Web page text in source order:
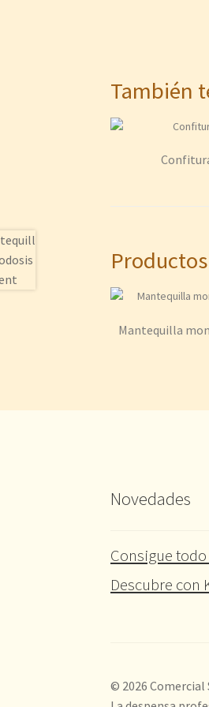
También
Mantequilla
Novedades
Consigue
Descubre con
© 2026 Comercial